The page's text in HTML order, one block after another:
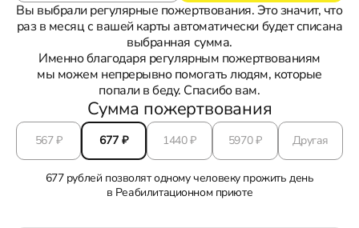
Вы выбрали регулярные пожертвования. Это значит, что
раз в месяц с вашей карты автоматически будет списана
выбранная сумма.
Именно благодаря регулярным пожертвованиям
мы можем непрерывно помогать людям, которые
попали в беду. Спасибо вам.
Сумма пожертвования
567₽ 677₽ 1440₽ 5970₽ Другая
677 рублей позволят одному человеку прожить день
в Реабилитационном приюте